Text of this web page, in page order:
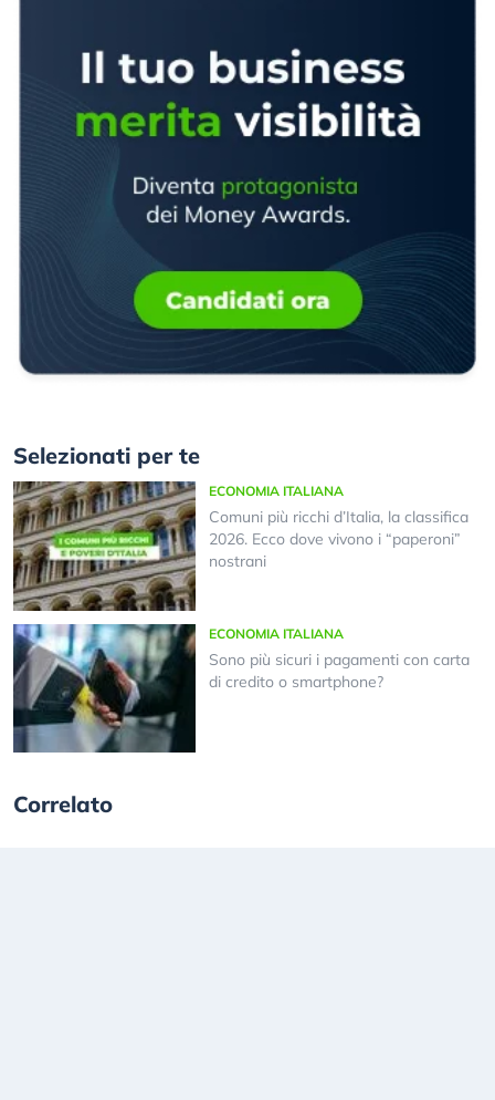
Selezionati per te
ECONOMIA ITALIANA
Comuni più ricchi d’Italia, la classifica
2026. Ecco dove vivono i “paperoni”
nostrani
ECONOMIA ITALIANA
Sono più sicuri i pagamenti con carta
di credito o smartphone?
Correlato